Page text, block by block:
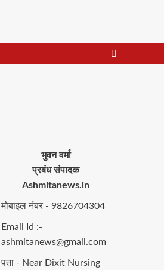
भुवन वर्मा
प्रबंध संपादक
Ashmitanews.in
मोबाइल नंबर - 9826704304
Email Id :-
ashmitanews@gmail.com
पता - Near Dixit Nursing